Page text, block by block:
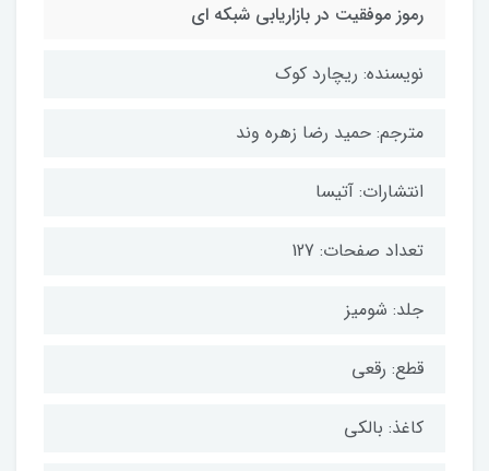
رموز موفقیت در بازاریابی شبکه ای
نویسنده: ریچارد کوک
مترجم: حمید رضا زهره وند
انتشارات: آتیسا
تعداد صفحات: 127
جلد: شومیز
قطع: رقعی
کاغذ: بالکی